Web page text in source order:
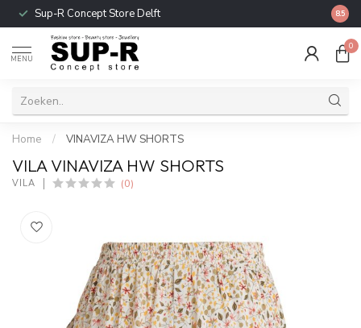
Sup-R Concept Store Delft 8.5
MENU
0
Home / VINAVIZA HW SHORTS
VILA VINAVIZA HW SHORTS
VILA (0)